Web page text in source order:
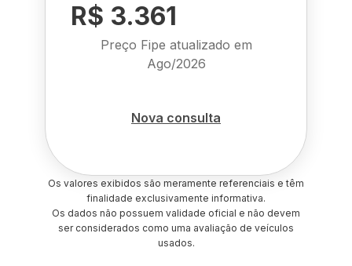
R$ 3.361
Preço Fipe atualizado em
Ago/2026
Nova consulta
Os valores exibidos são meramente referenciais e têm
finalidade exclusivamente informativa.
Os dados não possuem validade oficial e não devem
ser considerados como uma avaliação de veículos
usados.